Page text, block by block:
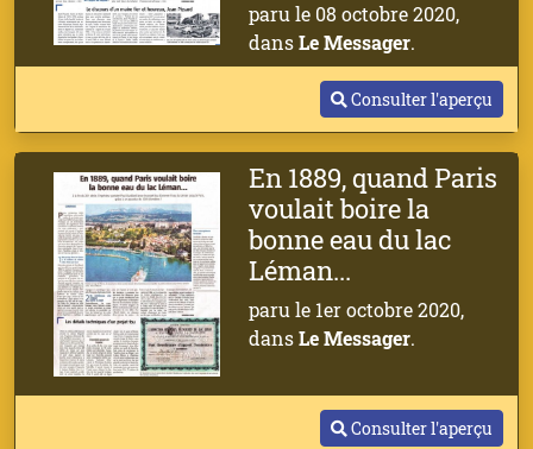
paru le 08 octobre 2020,
dansLe Messager.
Consulter l'aperçu
En 1889, quand Paris
voulait boire la
bonne eau du lac
Léman...
paru le 1er octobre 2020,
dansLe Messager.
Consulter l'aperçu